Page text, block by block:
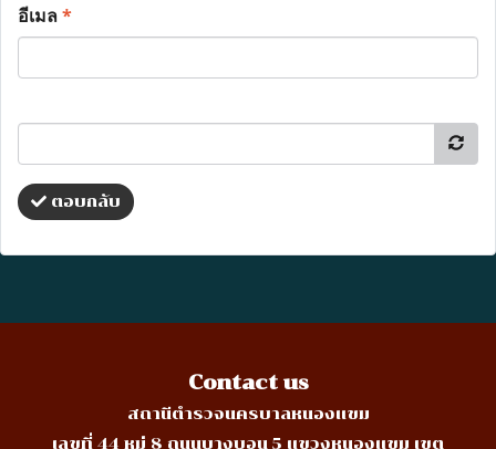
อีเมล*
ตอบกลับ
Contact us
สถานีตำรวจนครบาลหนองแขม
เลขที่ 44 หมู่ 8 ถนนบางบอน 5 แขวงหนองแขม เขต